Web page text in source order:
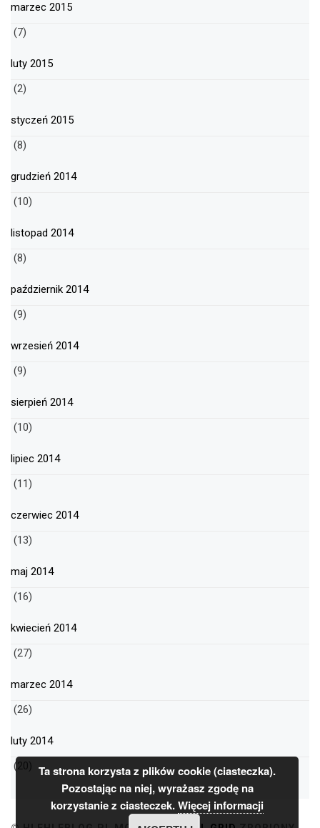
marzec 2015
(7)
luty 2015
(2)
styczeń 2015
(8)
grudzień 2014
(10)
listopad 2014
(8)
październik 2014
(9)
wrzesień 2014
(9)
sierpień 2014
(10)
lipiec 2014
(11)
czerwiec 2014
(13)
maj 2014
(16)
kwiecień 2014
(27)
marzec 2014
(26)
luty 2014
(20) Ta strona korzysta z plików cookie (ciasteczka).
Pozostając na niej, wyrażasz zgodę na
korzystanie z ciasteczek.Więcej informacji